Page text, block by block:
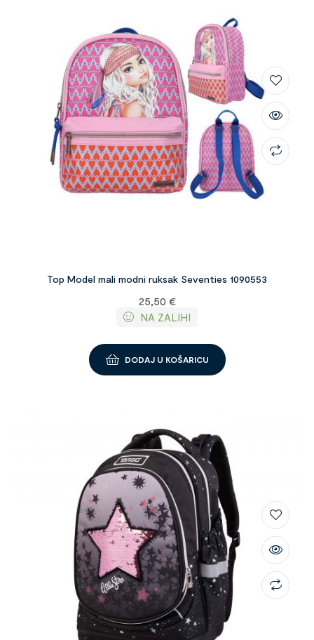
Top Model mali modni ruksak Seventies 1090553
25,50 €
NA ZALIHI
DODAJ U KOŠARICU